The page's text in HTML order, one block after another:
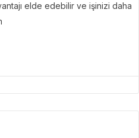
elde edebilir ve işinizi daha